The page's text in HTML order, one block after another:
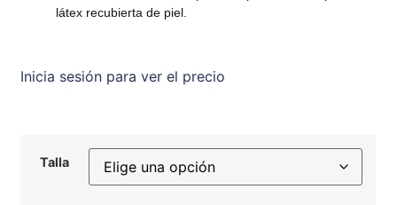
látex recubierta de piel.
Inicia sesión para ver el precio
Talla